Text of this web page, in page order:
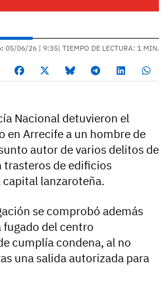
05/06/26 | 9:35| TIEMPO DE LECTURA: 1 MIN.
Nacional detuvieron el
en Arrecife a un hombre de
autor de varios delitos de
trasteros de edificios
capital lanzaroteña.
se comprobó además
fugado del centro
cumplía condena, al no
una salida autorizada para